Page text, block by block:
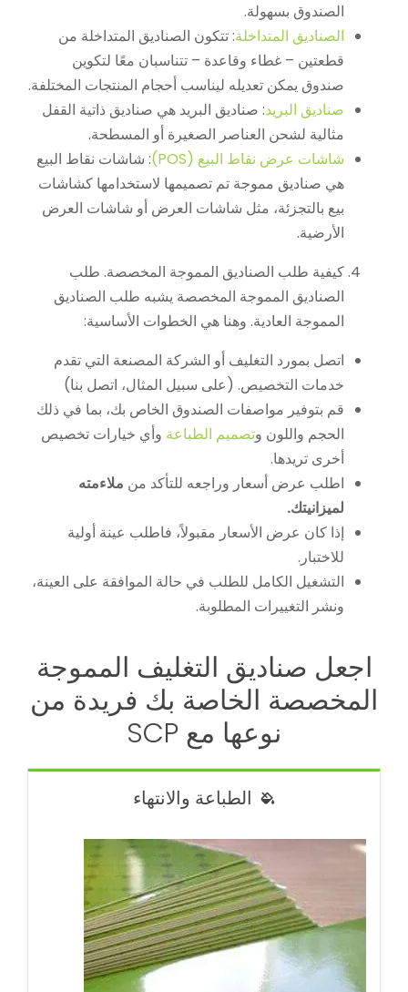
الصندوق بسهولة.
الصناديق المتداخلة: تتكون الصناديق المتداخلة من
قطعتين – غطاء وقاعدة – تتناسبان معًا لتكوين
صندوق يمكن تعديله ليناسب أحجام المنتجات المختلفة.
صناديق البريد: صناديق البريد هي صناديق ذاتية القفل
مثالية لشحن العناصر الصغيرة أو المسطحة.
شاشات عرض نقاط البيع (POS)
: شاشات نقاط البيع
هي صناديق مموجة تم تصميمها لاستخدامها كشاشات
بيع بالتجزئة، مثل شاشات العرض أو شاشات العرض
الأرضية.
كيفية طلب الصناديق المموجة المخصصة. طلب
الصناديق المموجة المخصصة يشبه طلب الصناديق
المموجة العادية. وهنا هي الخطوات الأساسية:
اتصل بمورد التغليف أو الشركة المصنعة التي تقدم
خدمات التخصيص. (على سبيل المثال، اتصل بنا)
قم بتوفير مواصفات الصندوق الخاص بك، بما في ذلك
الحجم واللون وتصميم الطباعة وأي خيارات تخصيص
أخرى تريدها.
اطلب عرض أسعار وراجعه للتأكد من ملاءمته
لميزانيتك.
إذا كان عرض الأسعار مقبولاً، فاطلب عينة أولية
للاختبار.
التشغيل الكامل للطلب في حالة الموافقة على العينة،
ونشر التغييرات المطلوبة.
اجعل صناديق التغليف المموجة
المخصصة الخاصة بك فريدة من
نوعها مع SCP
الطباعة والانتهاء